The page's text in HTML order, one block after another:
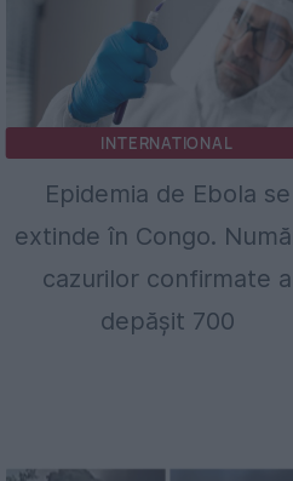
INTERNATIONAL
Epidemia de Ebola se
extinde în Congo.
cazurilor confirmate a
depășit 700